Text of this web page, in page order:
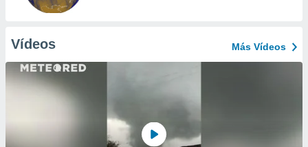
Vídeos Más Vídeos